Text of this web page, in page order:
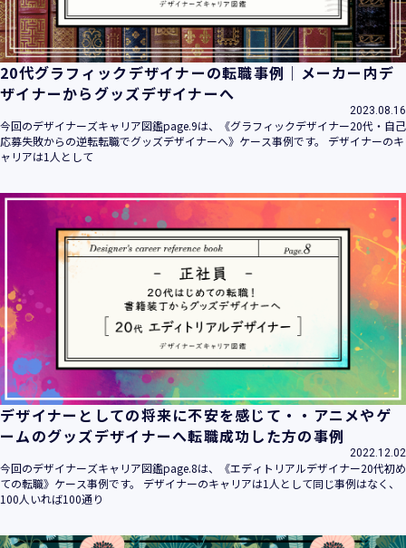
20代グラフィックデザイナーの転職事例｜メーカー内デ
ザイナーからグッズデザイナーへ
2023.08.16
今回のデザイナーズキャリア図鑑page.9は、《グラフィックデザイナー20代・自己
応募失敗からの逆転転職でグッズデザイナーへ》ケース事例です。 デザイナーのキ
ャリアは1人として
デザイナーとしての将来に不安を感じて・・アニメやゲ
ームのグッズデザイナーへ転職成功した方の事例
2022.12.02
今回のデザイナーズキャリア図鑑page.8は、《エディトリアルデザイナー20代初め
ての転職》ケース事例です。 デザイナーのキャリアは1人として同じ事例はなく、
100人いれば100通り